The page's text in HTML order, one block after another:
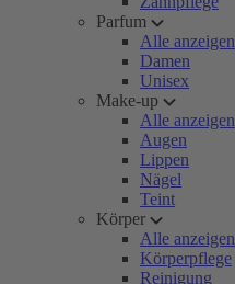
Parfum
Alle anzeigen
Damen
Unisex
Make-up
Alle anzeigen
Augen
Lippen
Nägel
Teint
Körper
Alle anzeigen
Körperpflege
Reinigung